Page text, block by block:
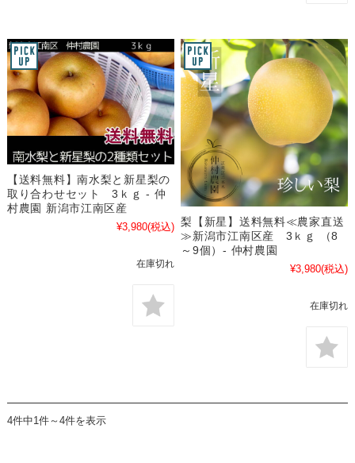
【送料無料】南水梨と新星梨の
取り合わせセット 3ｋｇ - 仲
村農園 新潟市江南区産
¥3,980(税込)
在庫切れ
梨【新星】送料無料≪農家直送
≫新潟市江南区産 3ｋｇ （8
～9個）- 仲村農園
¥3,980(税込)
在庫切れ
4件中1件～4件を表示